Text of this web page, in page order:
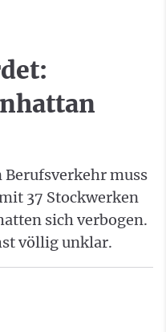
muss
37 Stockwerken
sich verbogen.
völlig unklar.